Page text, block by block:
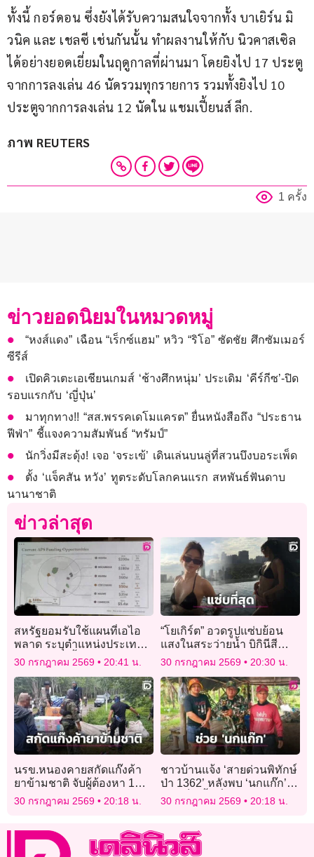
ทั้งนี้ กอร์ดอน ซึ่งยังได้รับความสนใจจากทั้ง บาเยิร์น มิ
วนิค และ เชลซี เช่นกันนั้น ทำผลงานให้กับ นิวคาสเซิล
ได้อย่างยอดเยี่ยมในฤดูกาลที่ผ่านมา โดยยิงไป 17 ประตู
จากการลงเล่น 46 นัดรวมทุกรายการ รวมทั้งยิงไป 10
ประตูจากการลงเล่น 12 นัดใน แชมเปี้ยนส์ ลีก.
ภาพ REUTERS
1 ครั้ง
ข่าวยอดนิยมในหมวดหมู่
“หงส์แดง” เฉือน “เร็กซ์แฮม” หวิว “ริโอ” ซัดชัย ศึกซัมเมอร์
ซีรีส์
เปิดคิวเตะเอเชียนเกมส์ ‘ช้างศึกหนุ่ม’ ประเดิม ‘คีร์กีซ’-ปิด
รอบแรกกับ ‘ญี่ปุ่น’
มาทุกทาง!! “สส.พรรคเดโมแครต” ยื่นหนังสือถึง “ประธาน
ฟีฟ่า” ชี้แจงความสัมพันธ์ “ทรัมป์”
นักวิ่งมีสะดุ้ง! เจอ ‘จระเข้’ เดินเล่นบนลู่ที่สวนบึงบอระเพ็ด
ตั้ง ‘แจ็คสัน หวัง’ ทูตระดับโลกคนแรก สหพันธ์ฟันดาบ
นานาชาติ
ข่าวล่าสุด
สหรัฐยอมรับใช้แผนที่เอไอ
พลาด ระบุตำแหน่งประเทศ
แอฟริกาผิดทั้งทวีป
30 กรกฎาคม 2569 20:41 น.
“โยเกิร์ต” อวดรูปแซ่บย้อน
แสงในสระว่ายน้ำ บิกินีสีดำ
สนิทตัดผิวขาวละมุนทำใจ
แฟนๆสั่นหนักมาก
30 กรกฎาคม 2569 20:30 น.
นรข.หนองคายสกัดแก๊งค้า
ยาข้ามชาติ จับผู้ต้องหา 1
ราย ยึดไอซ์มูลค่ากว่า 300
30 กรกฎาคม 2569 20:18 น.
ชาวบ้านแจ้ง ‘สายด่วนพิทักษ์
ป่า 1362’ หลังพบ ‘นกแก๊ก’
บาดเจ็บ พื้นที่
หนองหญ้าปล้อง-เพชรบุรี
30 กรกฎาคม 2569 20:18 น.